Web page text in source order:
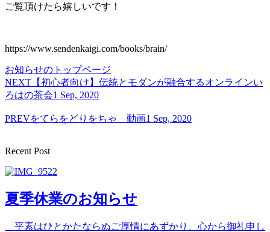
ご覧頂けたら嬉しいです！
https://www.sendenkaigi.com/books/brain/
お知らせのトップページ
NEXT 【初心者向け】伝統とモダンが融合するオンラインい
ろはの茶会1 Sep, 2020
PREVをてらをどりをちゃ 動画1 Sep, 2020
Recent Post
夏季休業のお知らせ
平素はひとかたならぬご厚情にあずかり、心から御礼申し